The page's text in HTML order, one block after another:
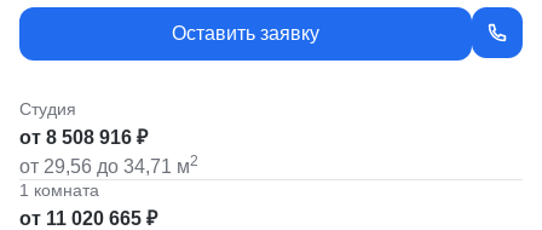
Оставить заявку
Студия
от 8 508 916 ₽
от 29,56 до 34,71 м2
1 комната
от 11 020 665 ₽